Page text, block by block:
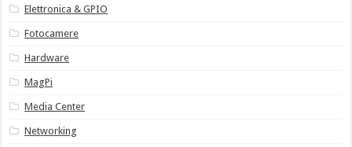
Elettronica & GPIO
Fotocamere
Hardware
MagPi
Media Center
Networking